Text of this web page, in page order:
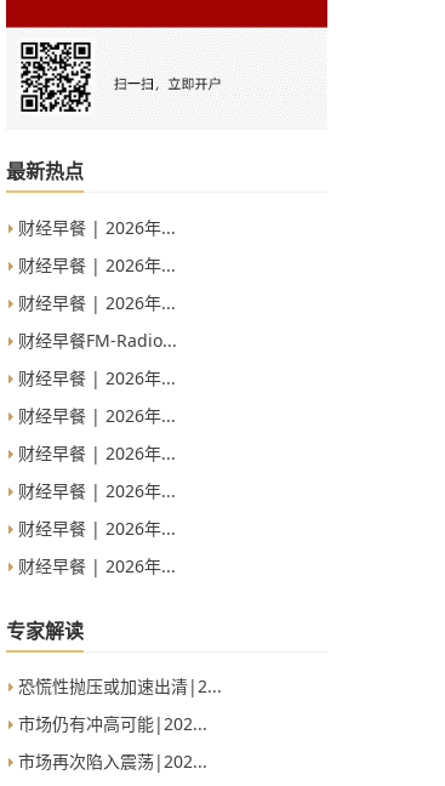
最新热点
财经早餐 | 2026年...
财经早餐 | 2026年...
财经早餐 | 2026年...
财经早餐FM-Radio...
财经早餐 | 2026年...
财经早餐 | 2026年...
财经早餐 | 2026年...
财经早餐 | 2026年...
财经早餐 | 2026年...
财经早餐 | 2026年...
专家解读
恐慌性抛压或加速出清|2...
市场仍有冲高可能|202...
市场再次陷入震荡|202...